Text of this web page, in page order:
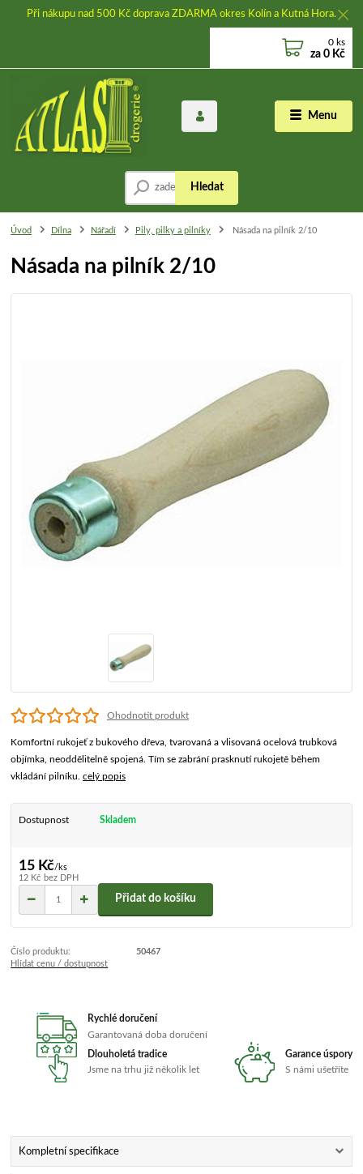
Při nákupu nad 500 Kč doprava ZDARMA okres Kolín a Kutná Hora.
Menu
Hledat
0 ks
za 0 Kč
Úvod Dílna Nářadí Pily, pilky a pilníky Násada na pilník 2/10
Násada na pilník 2/10
Ohodnotit produkt
Komfortní rukojeť z bukového dřeva, tvarovaná a vlisovaná ocelová trubková
objímka, neoddělitelně spojená. Tím se zabrání prasknutí rukojetě během
vkládání pilníku.celý popis
Dostupnost Skladem
15 Kč/ks
12 Kč bez DPH
Přidat do košíku
Číslo produktu:
50467
Hlídat cenu / dostupnost
Rychlé doručení
Garantovaná doba doručení
Dlouholetá tradice
Jsme na trhu již několik let
Garance úspory
S námi ušetříte
Kompletní specifikace